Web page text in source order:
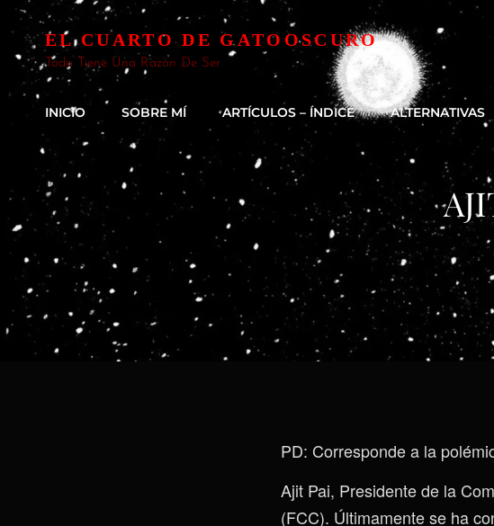
EL CUARTO DE GATOOSCURO
Todo Tiene Una Razón De Ser
INICIO SOBRE MÍ ARTÍCULOS – ÍNDICE ALTERNATIVAS
PD: Corresponde a la
Ajit Pai, Presidente de la
(FCC). Últimamente se ha